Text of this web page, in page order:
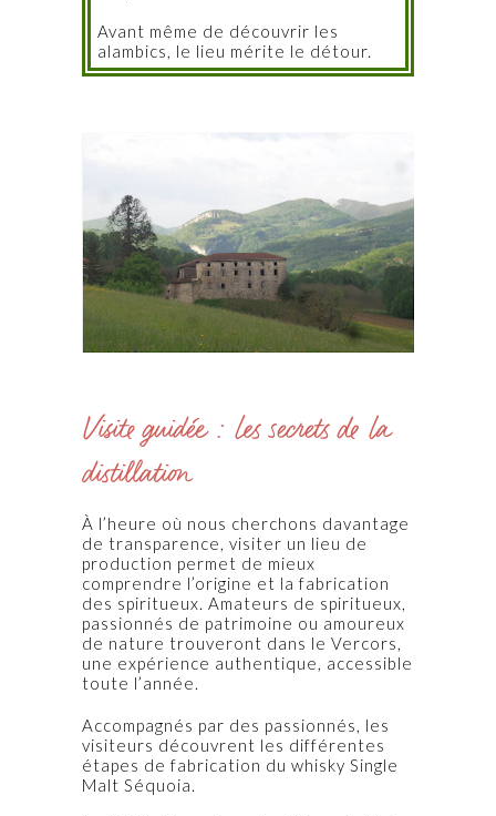
Avant même de découvrir les
alambics, le lieu mérite le détour.
Visite guidée : les secrets de la
distillation
À l’heure où nous cherchons davantage
de transparence, visiter un lieu de
production permet de mieux
comprendre l’origine et la fabrication
des spiritueux. Amateurs de spiritueux,
passionnés de patrimoine ou amoureux
de nature trouveront dans le Vercors,
une expérience authentique, accessible
toute l’année.
Accompagnés par des passionnés, les
visiteurs découvrent les différentes
étapes de fabrication du whisky Single
Malt Séquoia.